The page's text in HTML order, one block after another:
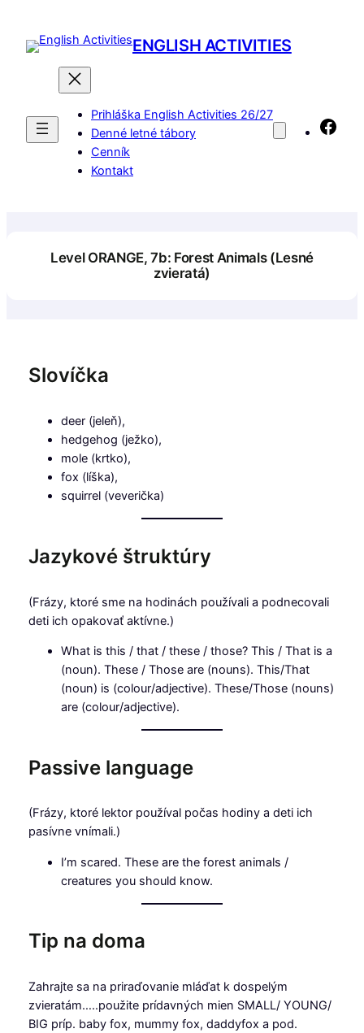
obsah
ENGLISH ACTIVITIES
Prihláška English Activities 26/27
Denné letné tábory
Cenník
Kontakt
Level ORANGE, 7b: Forest Animals (Lesné
zvieratá)
Slovíčka
deer (jeleň),
hedgehog (ježko),
mole (krtko),
fox (líška),
squirrel (veverička)
Jazykové štruktúry
(Frázy, ktoré sme na hodinách používali a podnecovali
deti ich opakovať aktívne.)
What is this / that / these / those? This / That is a
(noun). These / Those are (nouns). This/That
(noun) is (colour/adjective). These/Those (nouns)
are (colour/adjective).
Passive language
(Frázy, ktoré lektor používal počas hodiny a deti ich
pasívne vnímali.)
I’m scared. These are the forest animals /
creatures you should know.
Tip na doma
Zahrajte sa na priraďovanie mláďat k dospelým
zvieratám…..použite prídavných mien SMALL/ YOUNG/
BIG príp. baby fox, mummy fox, daddyfox a pod.